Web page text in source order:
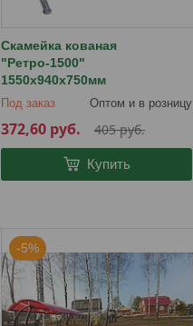
Скамейка кованая
"Ретро-1500"
1550х940х750мм
Под заказ Оптом и в розницу
405руб.
372,60 руб.
Купить
-5%